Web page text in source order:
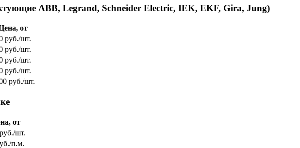
ABB, Legrand, Schneider Electric, IEK, EKF, Gira, Jung)
от
руб./шт.
руб./шт.
руб./шт.
руб./шт.
руб./шт.
от
шт.
п.м.